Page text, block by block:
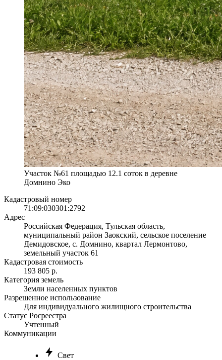
Участок №61 площадью 12.1 соток в деревне
Домнино Эко
Кадастровый номер
71:09:030301:2792
Адрес
Российская Федерация, Тульская область,
муниципальный район Заокский, сельское поселение
Демидовское, с. Домнино, квартал Лермонтово,
земельный участок 61
Кадастровая стоимость
193 805 р.
Категория земель
Земли населенных пунктов
Разрешенное использование
Для индивидуального жилищного строительства
Статус Росреестра
Учтенный
Коммуникации
Свет